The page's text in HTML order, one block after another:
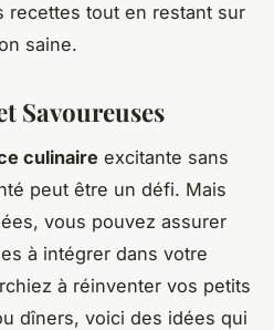
recettes tout en restant sur
saine.
Savoureuses
culinaire excitante sans
peut être un défi. Mais
vous pouvez assurer
à intégrer dans votre
à réinventer vos petits
dîners, voici des idées qui